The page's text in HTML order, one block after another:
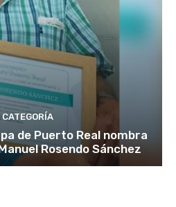
de Puerto Real nombra
Rosendo Sánchez